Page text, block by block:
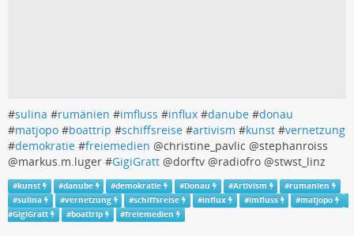
#sulina #rumänien #imfluss #influx #danube #donau
#matjopo #boattrip #schiffsreise #artivism #kunst #vernetzung
#demokratie #freiemedien @christine_pavlic @stephanroiss
@markus.m.luger #GigiGratt @dorftv @radiofro @stwst_linz
#kunst #danube #demokratie #Donau #Artivism #rumanien
#sulina #vernetzung #schiffsreise #influx #imfluss #matjopo
#GigiGratt #boattrip #freiemedien